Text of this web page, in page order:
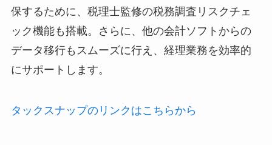
保するために、税理士監修の税務調査リスクチェ
ック機能も搭載。さらに、他の会計ソフトからの
データ移行もスムーズに行え、経理業務を効率的
にサポートします。
タックスナップのリンクはこちらから